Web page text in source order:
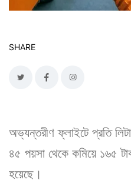
SHARE
অভ্যন্তরীণ ফ্লাইটে প্রতি
৪৫ পয়সা থেকে কমিয়ে ১৬৫
হয়েছে।